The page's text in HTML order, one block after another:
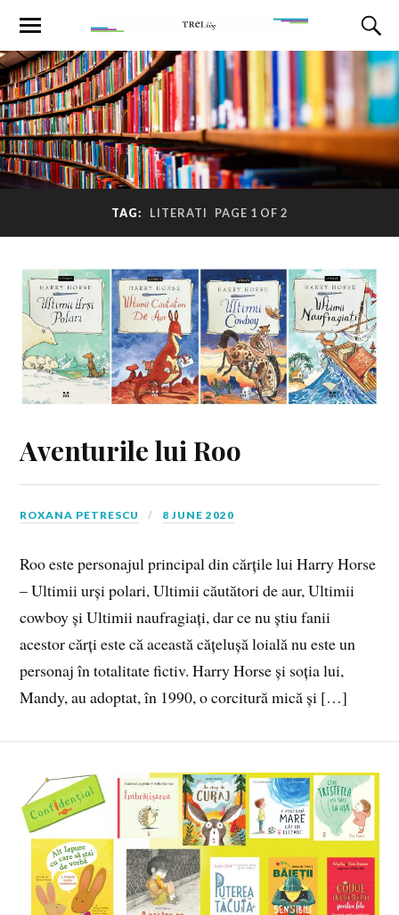
TAG: LITERATI PAGE 1 OF 2
Aventurile lui Roo
ROXANA PETRESCU 8 JUNE 2020
Roo este personajul principal din cărțile lui Harry Horse
– Ultimii urși polari, Ultimii căutători de aur, Ultimii
cowboy și Ultimii naufragiați, dar ce nu știu fanii
acestor cărți este că această cățelușă loială nu este un
personaj în totalitate fictiv. Harry Horse și soția lui,
Mandy, au adoptat, în 1990, o corcitură mică și […]